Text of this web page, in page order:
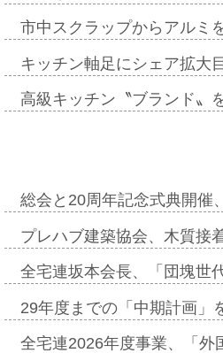
市中スクラップからアルミ
キッチン軸足にシェア拡大
高級キッチン〝ブランド〟
総会と20周年記念式典開
プレハブ建築協会、木質接
全宅連坂本会長、「団塊世
29年度までの「中期計画
全宅連2026年度事業、「